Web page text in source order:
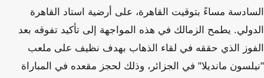
السادسة مساءً بتوقيت القاهرة، على أرضية استاد القاهرة
الدولي. يطمح الزمالك في هذه المواجهة إلى تأكيد تفوقه بعد
الفوز الذي حققه في لقاء الذهاب بهدف نظيف على ملعب
"نيلسون مانديلا" في الجزائر، وذلك لحجز مقعده في المباراة